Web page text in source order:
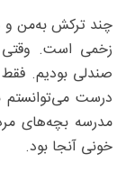
چند ترکش به‌من و
زخمی است.
صندلی بودیم.
درست می‌توانستم
مدرسه بچه‌های
خونی آنجا بود.